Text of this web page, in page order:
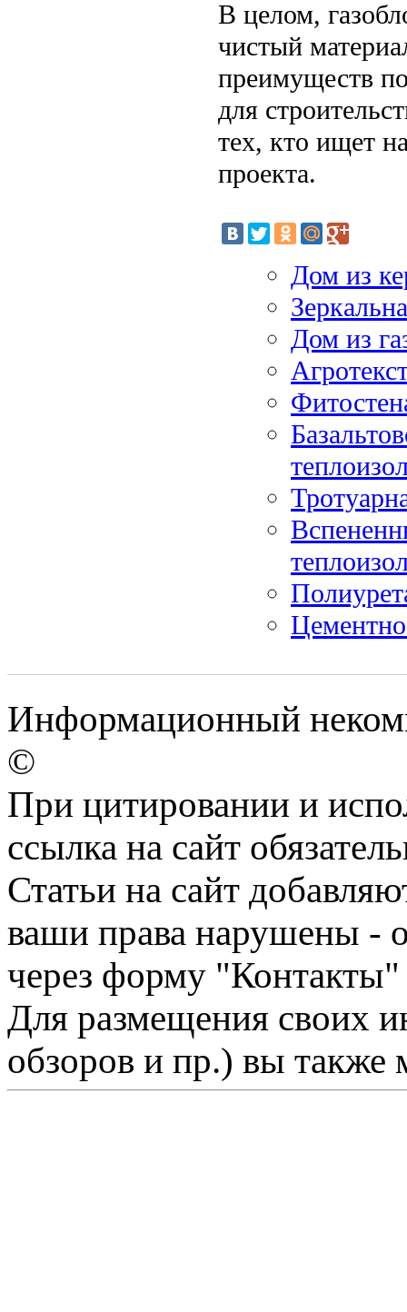
В целом,
чистый
преимуществ
для
тех, кто ищет
проекта.
Дом из
Дом из
Информационный
©
При цитировании и
ссылка на сайт
Статьи на сайт
ваши права нарушены -
через форму "Контакты"
Для размещения своих
обзоров и пр.) вы также